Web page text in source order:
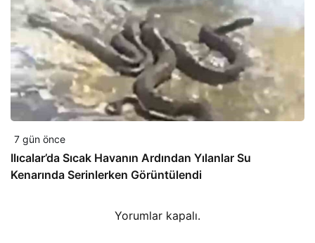
7 gün önce
Ilıcalar’da Sıcak Havanın Ardından Yılanlar Su
Kenarında Serinlerken Görüntülendi
Yorumlar kapalı.